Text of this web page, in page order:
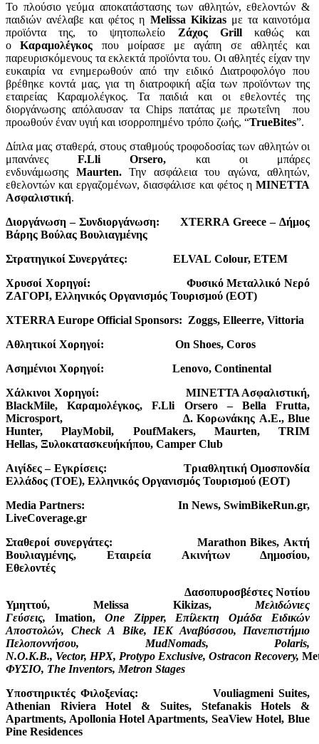
Το πλούσιο γεύμα αποκατάστασης των αθλητών, εθελοντών &
παιδιών ανέλαβε και φέτος η Melissa Kikizasμε τα καινοτόμα
προϊόντα της, το ψητοπωλείο Ζάχος Grillκαθώς και
οΚαραμολέγκος που μοίρασε με αγάπη σε αθλητές και
παρευρισκόμενους τα εκλεκτά προϊόντα του. Οι αθλητές είχαν την
ευκαιρία να ενημερωθούν από την ειδικό Διατροφολόγο που
βρέθηκε κοντά μας, για τη διατροφική αξία των προϊόντων της
εταιρείας Καραμολέγκος. Τα παιδιά και οι εθελοντές της
διοργάνωσης απόλαυσαν τα Chips πατάτας με πρωτεΐνη που
προωθούν έναν υγιή και ισορροπημένο τρόπο ζωής, “TrueBites”.
Δίπλα μας σταθερά, στους σταθμούς τροφοδοσίας των αθλητών οι
μπανάνεςF.Lli Orsero, και οι μπάρες
ενδυνάμωσης Maurten. Την ασφάλεια του αγώνα, αθλητών,
εθελοντών και εργαζομένων, διασφάλισε και φέτος η ΜΙΝΕΤΤΑ
Ασφαλιστική.
Διοργάνωση – Συνδιοργάνωση:
XTERRA Greece – Δήμος
Βάρης Βούλας Βουλιαγμένης
Στρατηγικοί Συνεργάτες:
ELVAL Colour, ETEM
Χρυσοί Χορηγοί: Φυσικό Μεταλλικό Νερό
ΖΑΓΟΡΙ, Ελληνικός Οργανισμός Τουρισμού (ΕΟΤ)
XTERRA Europe Official Sponsors: Zoggs, Elleerre, Vittoria
Αθλητικοί Χορηγοί: On Shoes, Coros
Ασημένιοι Χορηγοί: Lenovo, Continental
Χάλκινοι Χορηγοί:
ΜΙΝΕΤΤΑ Ασφαλιστική,
BlackMile, Καραμολέγκος,
F.Lli Orsero – Bella Frutta,
Microsport, Δ.Κορωνάκης Α.Ε., Blue
Hunter, PlayMobil, PoufMakers, Maurten, TRIM
Hellas, Ξυλοκατασκευήκήπου, Camper Club
Αιγίδες – Εγκρίσεις: Τριαθλητική Ομοσπονδία
Ελλάδος (ΤΟΕ), Ελληνικός Οργανισμός Τουρισμού (ΕΟΤ)
Media Partners: In News, SwimBikeRun.gr,
LiveCoverage.gr
Σταθεροί συνεργάτες:
Marathon Bikes, Ακτή
Βουλιαγμένης, Εταιρεία Ακινήτων Δημοσίου,
Εθελοντές
Δασοπυροσβέστες Νοτίου
Υμηττού,Melissa Kikizas,Mελιδώνιες
Γεύσεις,
Imation, One Zipper,
Επίλεκτη Ομάδα Ειδικών
Αποστολών,
Check A Bike, ΙΕΚ Αναβύσσου, Πανεπιστήμιο
Πελοποννήσου,
MudNomads, Polaris,
Ν.Ο.Κ.Β., Vector, HPX, Protypo Exclusive, Ostracon Recovery,
ΦΥΣΙΟ, The Inventors,Metron Stages
Υποστηρικτές Φιλοξενίας: Vouliagmeni Suites,
Athenian Riviera Hotel & Suites, Stefanakis Hotels &
Apartments, Apollonia Hotel Apartments, SeaView Hotel, Blue
Pine Residences